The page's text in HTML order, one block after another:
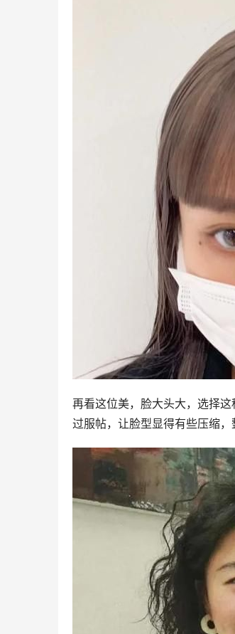
再看这位美，脸大头大，选择
过服帖，让脸型显得有些压缩，